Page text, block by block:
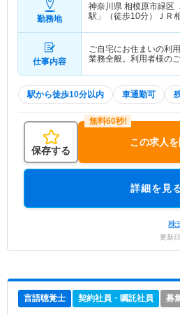
勤務地
神奈川県 相模原市緑区
駅」（徒歩10分）ＪＲ
仕事内容
ご自宅にお住まいの利
業務全般。利用者様の
駅から徒歩10分以内 車通勤可
保存する
この求人
詳細を見
株
更新
言語聴覚士 契約社員・嘱託社員 募